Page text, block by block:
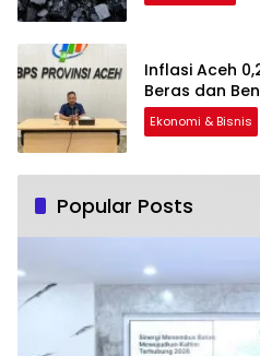
Inflasi Aceh
Beras dan
Ekonomi & Bisnis
Popular Posts